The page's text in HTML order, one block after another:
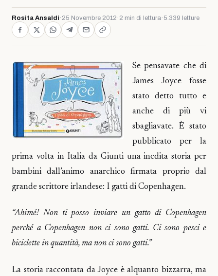
Rosita Ansaldi · 25 Novembre 2012 · 2 min di lettura· 5.339 letture
Se pensavate che di
James Joyce fosse
stato detto tutto e
anche di più vi
sbagliavate. È stato
pubblicato per la
prima volta in Italia da Giunti una inedita storia per
bambini dall’animo anarchico firmata proprio dal
grande scrittore irlandese: I gatti di Copenhagen.
“Ahimé! Non ti posso inviare un gatto di Copenhagen
perché a Copenhagen non ci sono gatti. Ci sono pesci e
biciclette in quantità, ma non ci sono gatti.”
La storia raccontata da Joyce è alquanto bizzarra, ma